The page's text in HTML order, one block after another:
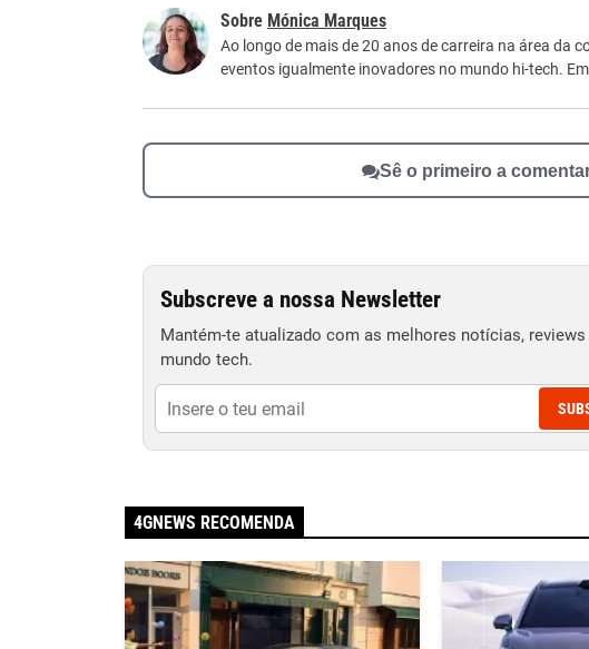
Este conteúdo não tem a informação que procuro
Mónica Marques
Ao longo de mais de 20 anos de carreira na área da
eventos igualmente inovadores no mundo hi-tech.
Sê o primeiro a
Subscreve a nossa Newsletter
Mantém-te atualizado com as melhores notícias,
mundo tech.
4GNEWS RECOMENDA